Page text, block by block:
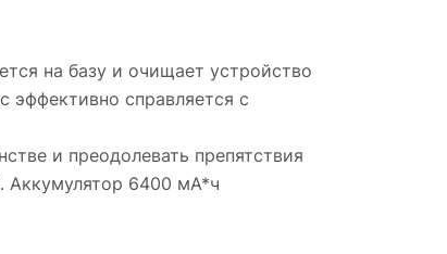
на базу и очищает устройство
справляется с
и преодолевать препятствия
Аккумулятор 6400 мА*ч